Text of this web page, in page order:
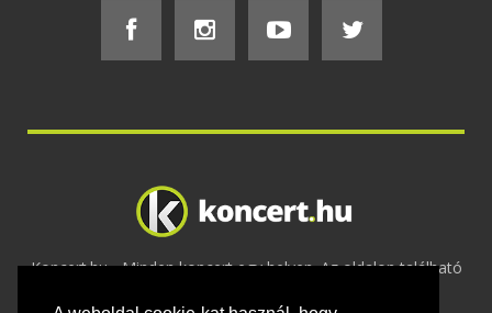
Koncert.hu - Minden koncert egy helyen. Az oldalon található